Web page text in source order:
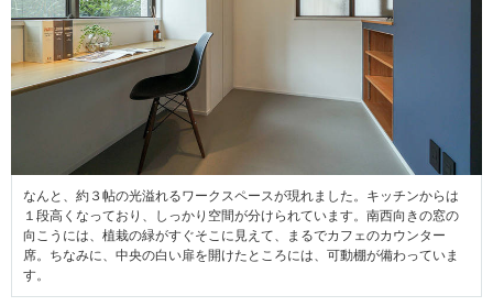
なんと、約３帖の光溢れるワークスペースが現れました。キッチンからは
１段高くなっており、しっかり空間が分けられています。南西向きの窓の
向こうには、植栽の緑がすぐそこに見えて、まるでカフェのカウンター
席。ちなみに、中央の白い扉を開けたところには、可動棚が備わっていま
す。